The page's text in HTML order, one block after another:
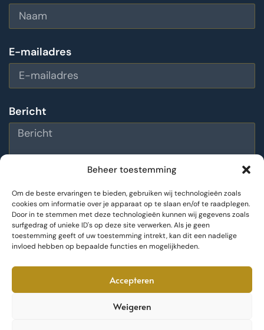
Beheer toestemming
Om de beste ervaringen te bieden, gebruiken wij technologieën zoals
cookies om informatie over je apparaat op te slaan en/of te raadplegen.
Door in te stemmen met deze technologieën kunnen wij gegevens zoals
surfgedrag of unieke ID's op deze site verwerken. Als je geen
toestemming geeft of uw toestemming intrekt, kan dit een nadelige
invloed hebben op bepaalde functies en mogelijkheden.
Accepteren
Weigeren
E-mailadres
Bericht
Bericht versturen